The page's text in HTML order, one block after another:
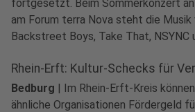
fortgesetzt. Beim Sommerkonzert
am Forum terra Nova steht die Musik
Backstreet Boys, Take That, NSYNC
Rhein-Erft: Kultur-Schecks für
Bedburg | Im Rhein-Erft-Kreis
ähnliche Organisationen Fördergeld